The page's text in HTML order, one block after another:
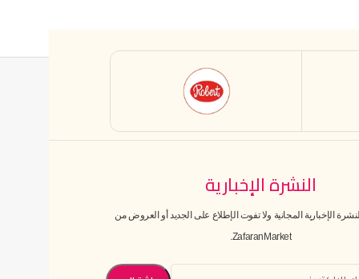
النشرة الإخبارية
الإخبارية المجانية ولا تفوت الإطلاع على الجديد أو العروض من
ZafaranMarket.